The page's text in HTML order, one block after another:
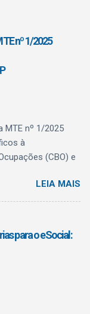
nº 1/2025
MTE nº 1/2025
à
(CBO) e
a rotina do
conceitual . O
passa a
de
registro
LEIA MAIS
para o eSocial: